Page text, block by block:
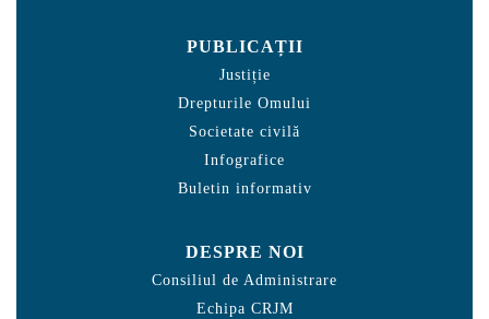
PUBLICAȚII
Justiție
Drepturile Omului
Societate civilă
Infografice
Buletin informativ
DESPRE NOI
Consiliul de Administrare
Echipa CRJM